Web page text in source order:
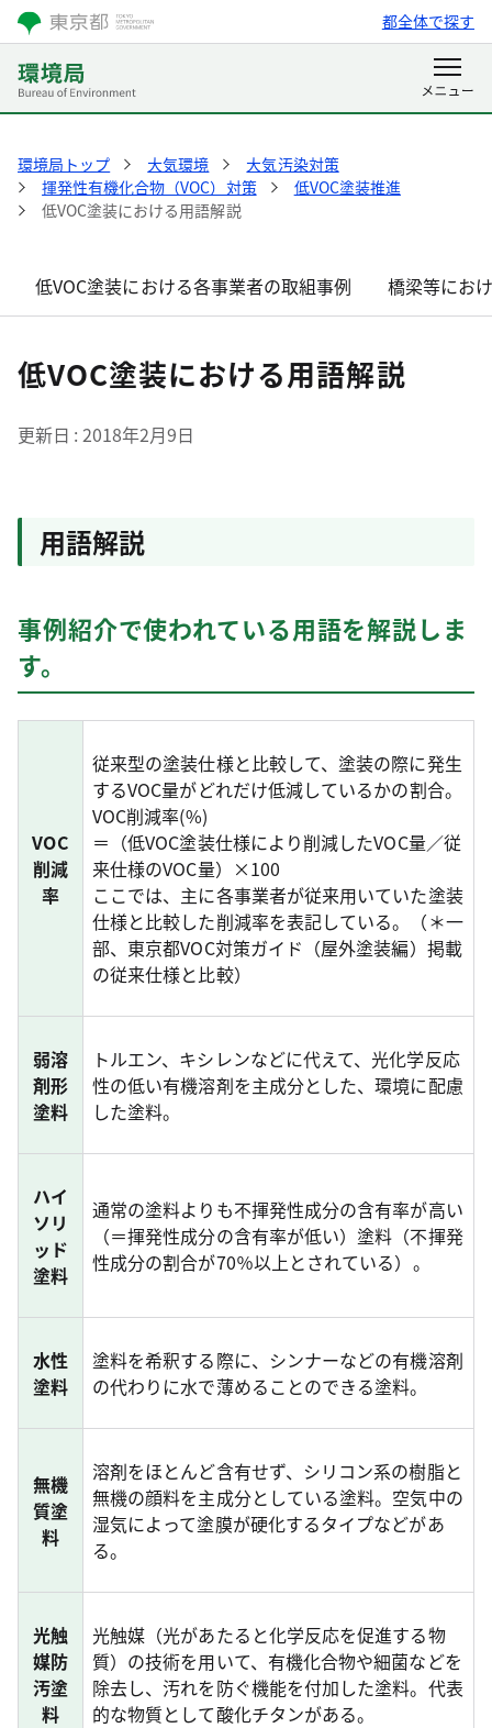
都全体で探す
環境局トップ 大気環境
大気汚染対策
揮発性有機化合物（VOC）対策
低VOC塗装推進
低VOC塗装における用語解説
低VOC塗装における各事業者の取組事例 橋梁等にお
低VOC塗装における用語解説
更新日 2018年2月9日
用語解説
事例紹介で使われている用語を解説しま
す。
VOC
削減
率
従来型の塗装仕様と比較して、塗装の際に発生
するVOC量がどれだけ低減しているかの割合。
VOC削減率(%)
＝（低VOC塗装仕様により削減したVOC量／従
来仕様のVOC量）×100
ここでは、主に各事業者が従来用いていた塗装
仕様と比較した削減率を表記している。（＊一
部、東京都VOC対策ガイド（屋外塗装編）掲載
の従来仕様と比較）
弱溶
剤形
塗料
トルエン、キシレンなどに代えて、光化学反応
性の低い有機溶剤を主成分とした、環境に配慮
した塗料。
ハイ
ソリ
ッド
塗料
通常の塗料よりも不揮発性成分の含有率が高い
（＝揮発性成分の含有率が低い）塗料（不揮発
性成分の割合が70％以上とされている）。
水性
塗料
塗料を希釈する際に、シンナーなどの有機溶剤
の代わりに水で薄めることのできる塗料。
無機
質塗
料
溶剤をほとんど含有せず、シリコン系の樹脂と
無機の顔料を主成分としている塗料。空気中の
湿気によって塗膜が硬化するタイプなどがあ
る。
光触
媒防
汚塗
料
光触媒（光があたると化学反応を促進する物
質）の技術を用いて、有機化合物や細菌などを
除去し、汚れを防ぐ機能を付加した塗料。代表
的な物質として酸化チタンがある。